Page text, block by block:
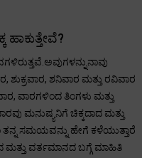
ಹಾಕುತ್ತೇವೆ?
ಶನಿವಾರ ಮತ್ತು ರವಿವಾರ
ವಾರಗಳಿಂದ ತಿಂಗಳು ಮತ್ತು
ಮನುಷ್ಯನಿಗೆ ಚಿಕ್ಕದಾದ ಮತ್ತು
ಸಮಯವನ್ನು ಹೇಗೆ ಕಳೆಯುತ್ತಾರೆ
ವರ್ತಮಾನದ ಬಗ್ಗೆ ಮಾಹಿತಿ